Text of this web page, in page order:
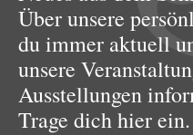
Über unsere
du immer aktuell
unsere
Ausstellungen
Trage dich hier ein.